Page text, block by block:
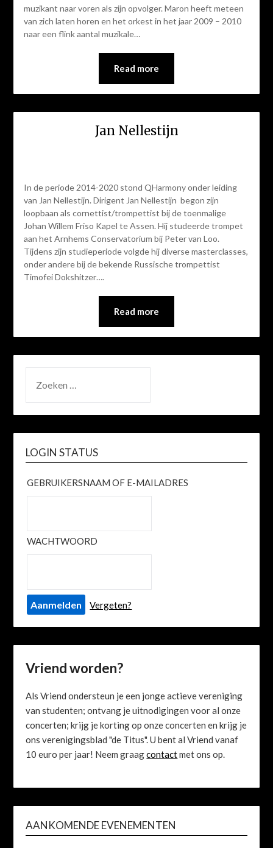
muzikant naar voren als zijn opvolger. Maron heeft meteen
van zich laten horen en het orkest in het jaar 2009 – 2010
naar een flink aantal muzikale…
Read more
Jan Nellestijn
In de periode 2014-2020 stond QHarmony onder leiding
van Jan Nellestijn. Dirigent Jan Nellestijn begon zijn
loopbaan als cornettist/trompettist bij de toenmalige
Johan Willem Friso Kapel te Assen. Hij studeerde trompet
aan het Arnhems Conservatorium bij Peter van Loo.
Tijdens zijn studieperiode volgde hij diverse masterclasses,
onder andere bij de bekende Russische trompettist
Timofei Dokshitzer….
Read more
NAAR:
LOGIN STATUS
GEBRUIKERSNAAM OF E-MAILADRES
WACHTWOORD
Vergeten?
Vriend worden?
Als Vriend ondersteun je een jonge actieve vereniging
van studenten; ontvang je uitnodigingen voor al onze
concerten; krijg je korting op onze concerten en krijg je
ons verenigingsblad "de Titus". U bent al Vriend vanaf
10 euro per jaar! Neem graagcontactmet ons op.
AANKOMENDE EVENEMENTEN